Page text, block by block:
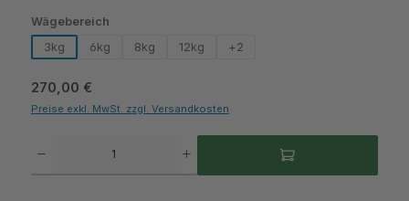
Wägebereichauswählen
3kg
6kg 8kg 12kg +2
Regulärer Preis:
270,00 €
Preise exkl. MwSt. zzgl. Versandkosten